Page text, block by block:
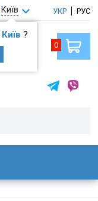
Київ
Київ ?
УКР РУС
0